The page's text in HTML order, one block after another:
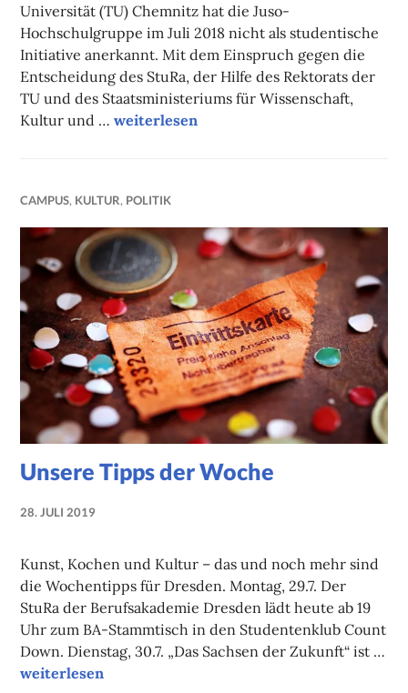
Universität (TU) Chemnitz hat die Juso-
Hochschulgruppe im Juli 2018 nicht als studentische
Initiative anerkannt. Mit dem Einspruch gegen die
Entscheidung des StuRa, der Hilfe des Rektorats der
TU und des Staatsministeriums für Wissenschaft,
Kultur und …Der Kampf um Anerkennung
weiterlesen
CAMPUS, KULTUR, POLITIK
Unsere Tipps der Woche
28. JULI 2019
Kunst, Kochen und Kultur – das und noch mehr sind
die Wochentipps für Dresden. Montag, 29.7. Der
StuRa der Berufsakademie Dresden lädt heute ab 19
Uhr zum BA-Stammtisch in den Studentenklub Count
Down. Dienstag, 30.7. „Das Sachsen der Zukunft“ ist …
Unsere Tipps der Woche
weiterlesen